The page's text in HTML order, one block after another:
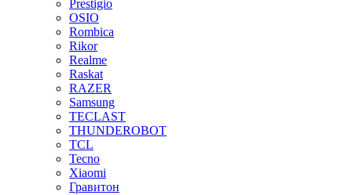
Prestigio
OSIO
Rombica
Rikor
Realme
Raskat
RAZER
Samsung
TECLAST
THUNDEROBOT
TCL
Tecno
Xiaomi
Гравитон